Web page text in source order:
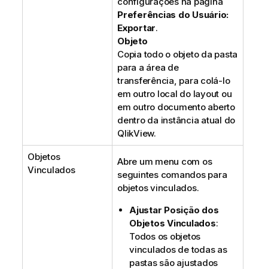
Preferências do Usuário:
Exportar.
Objeto
Copia todo o objeto da pasta
para a área de
transferência, para colá-lo
em outro local do layout ou
em outro documento aberto
dentro da instância atual do
QlikView.
Objetos
Vinculados
Abre um menu com os
seguintes comandos para
objetos vinculados.
Ajustar Posição dos
Objetos Vinculados:
Todos os objetos
vinculados de todas as
pastas são ajustados